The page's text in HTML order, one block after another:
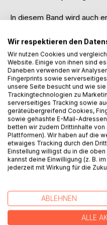
In diesem Band wird auch
lebender Autoren
sind zumeist jüngere
oder Arbeit Bulgarien
Bücher ermittelt und sagt
worüber, wie sie
ihren Blick von dem der in
unterscheidet.
Dargestellt wird auch,
der Welt erfolgreichen
Autor(inn)en sich im 21.
Dystopie, jene
der bulgarischen Spielart
werden laut Kirova die
der Volksrepublik als
Kirova die Frage, in
Diversifizierung des
Stil, Textlänge und
Wir respektieren den
Wir nutzen Cookies und
Website. Einige von ihnen sind
Daneben verwenden wir
Fingerprints sowie
unsere Seite besucht und wie
Trackingtechnologien zu
serverseitiges Tracking sowie
geräteübergreifend Cookies,
sowie gehashte E-Mail-
betten wir zudem Drittinhalte
Plattformen). Wir haben auf die
etwaiges Tracking durch den
Einstellung willigst du in die
kannst deine Einwilligung (z. B.
jederzeit mit Wirkung für die
ABLEHNEN
ALLE